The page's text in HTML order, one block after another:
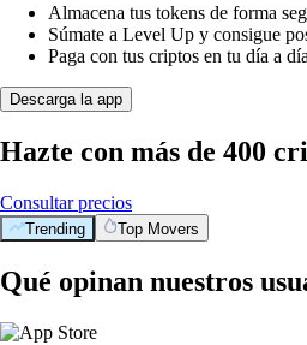
Almacena tus tokens de forma
Súmate a Level Up y consigue
Paga con tus criptos en tu día a
Descarga la app
Hazte con más de 400
Consultar precios
Trending Top Movers
Qué opinan nuestros